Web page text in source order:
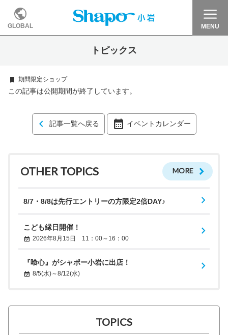
GLOBAL MENU
トピックス
期間限定ショップ
この記事は公開期間が終了しています。
記事一覧へ戻る イベントカレンダー
OTHER TOPICS MORE
8/7・8/8は先行エントリーの方限定2倍DAY♪
こども縁日開催！
2026年8月15日 11：00～16：00
『喰心』がシャポー小岩に出店！
8/5(水)～8/12(水)
TOPICS